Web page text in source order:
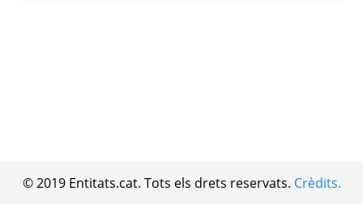
© 2019 Entitats.cat. Tots els drets reservats. Crèdits.